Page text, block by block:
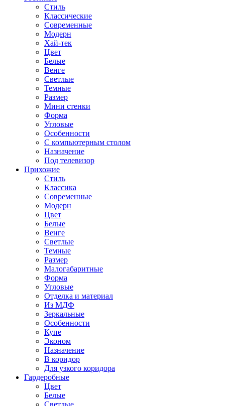
Стиль
Классические
Современные
Модерн
Хай-тек
Цвет
Белые
Венге
Светлые
Темные
Размер
Мини стенки
Форма
Угловые
Особенности
С компьютерным столом
Назначение
Под телевизор
Прихожие
Стиль
Классика
Современные
Модерн
Цвет
Белые
Венге
Светлые
Темные
Размер
Малогабаритные
Форма
Угловые
Отделка и материал
Из МДФ
Зеркальные
Особенности
Купе
Эконом
Назначение
В коридор
Для узкого коридора
Гардеробные
Цвет
Белые
Светлые